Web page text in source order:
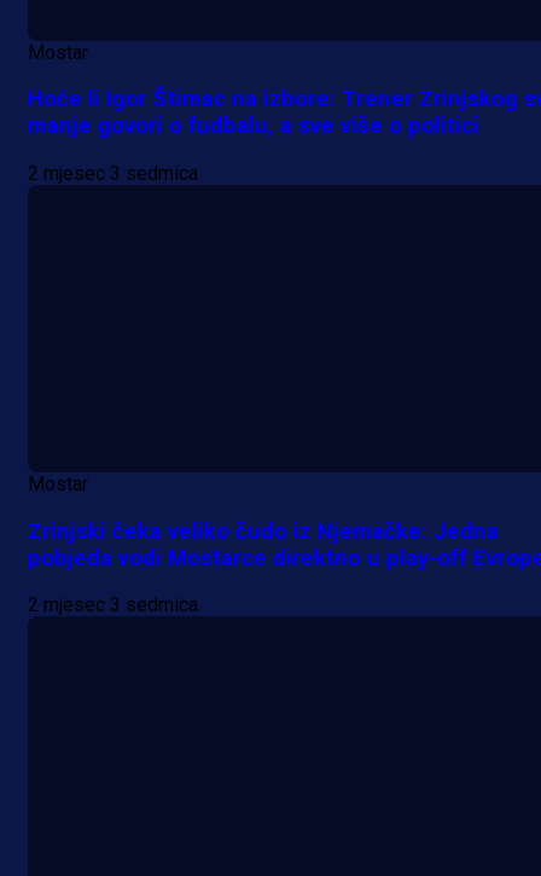
specijale i iskoristi jedinstvenu
ponudu
11 h 40 min
Mostar
Hoće li Igor Štimac na izbore: Trener Zrinjskog
manje govori o fudbalu, a sve više o politici
2 mjesec 3 sedmica
Mostar
Zrinjski čeka veliko čudo iz Njemačke: Jedna
pobjeda vodi Mostarce direktno u play-off
2 mjesec 3 sedmica